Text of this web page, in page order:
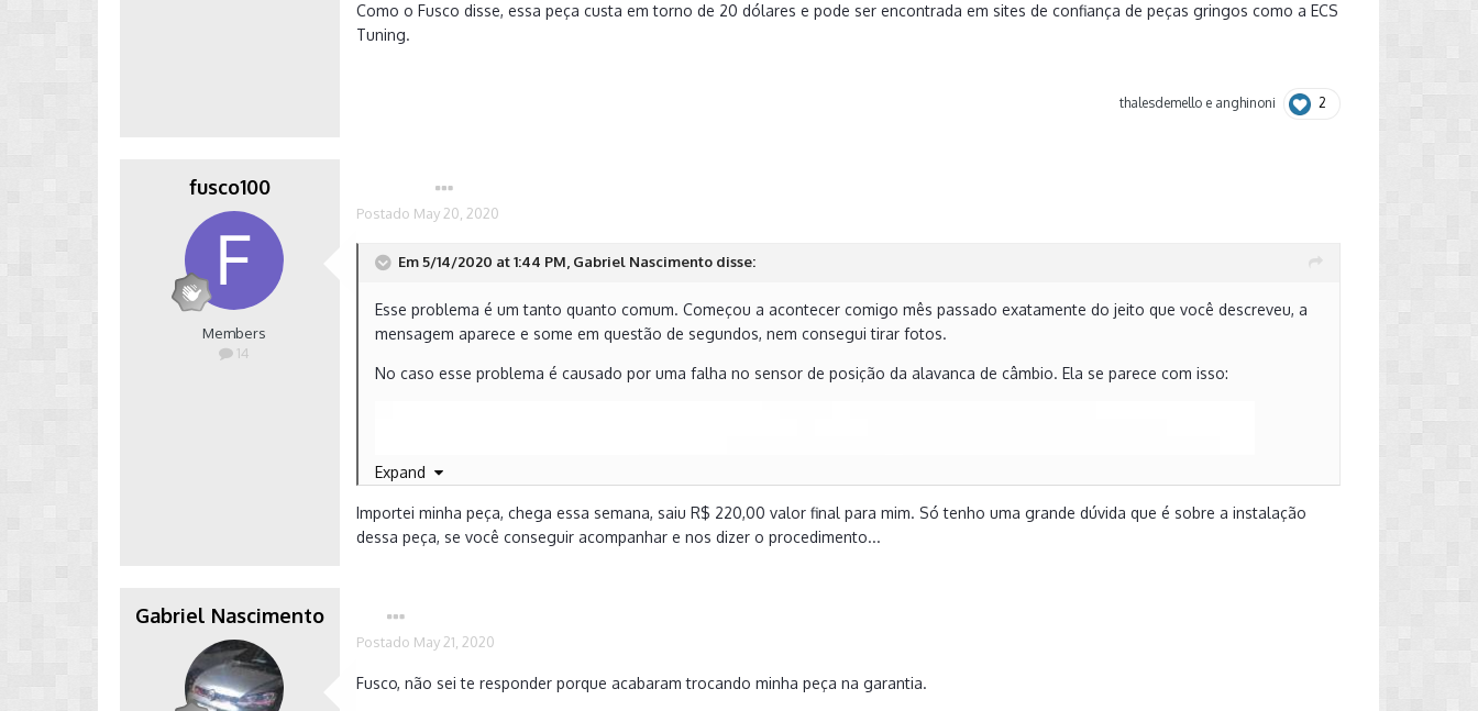
Como o Fusco disse, essa peça custa em torno de 20 dólares e pode ser encontrada em sites de confiança de peças gringos como a ECS
Tuning.
thalesdemello e anghinoni 2
fusco100
Members
14
Postado May 20, 2020
Em 5/14/2020 at 1:44 PM, Gabriel Nascimento disse:
Esse problema é um tanto quanto comum. Começou a acontecer comigo mês passado exatamente do jeito que você descreveu, a
mensagem aparece e some em questão de segundos, nem consegui tirar fotos.
No caso esse problema é causado por uma falha no sensor de posição da alavanca de câmbio. Ela se parece com isso:
Expand
Importei minha peça, chega essa semana, saiu R$ 220,00 valor final para mim. Só tenho uma grande dúvida que é sobre a instalação
dessa peça, se você conseguir acompanhar e nos dizer o procedimento...
Gabriel Nascimento
Postado May 21, 2020
Fusco, não sei te responder porque acabaram trocando minha peça na garantia.